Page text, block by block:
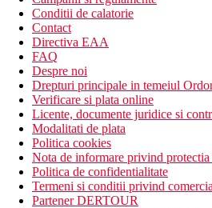
Activitati sportive contra cost
wellness & SPA
Dieta
Demipensiune (DP) – mic
Mic dejun – mic dejun
Categoria oficiala
4 stele
Site web
Site web: https://
Taxa turistica
Incepand cu 2025, in Grecia
Conditii de calatorie
Contact
Directiva EAA
FAQ
Despre noi
Drepturi principale in temeiul
Verificare si plata online
Licente, documente juridice si
Modalitati de plata
Politica cookies
Nota de informare privind
Politica de confidentialitate
Termeni si conditii privind
Partener DERTOUR